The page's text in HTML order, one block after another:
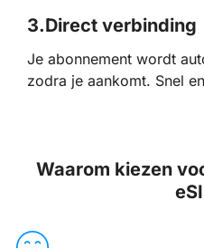
3.Direct verbinding
Je abonnement wordt
zodra je aankomt. Snel
Waarom kiezen